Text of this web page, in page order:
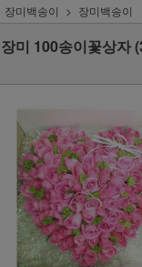
장미백송이 장미백송이
장미 100송이꽃상자